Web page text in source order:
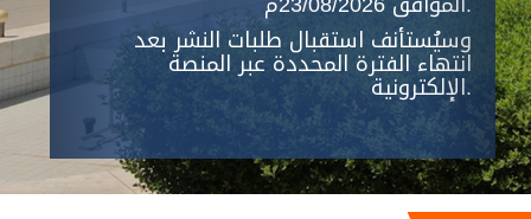
وسيُستأنف استقبال طلبات النشر بعد
انتهاء الفترة المحددة عبر المنصة
الإلكترونية.